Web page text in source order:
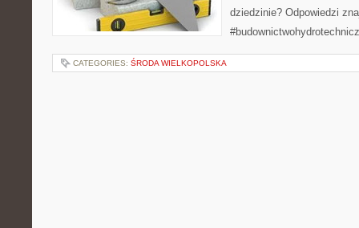
dziedzinie? Odpowiedzi
CATEGORIES: ŚRODA WIELKOPOLSKA